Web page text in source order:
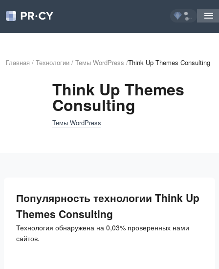
...
Главная / Технологии / Темы WordPress /Think Up Themes Consulting
Think Up Themes
Consulting
Темы WordPress
Популярность технологии Think Up
Themes Consulting
Технология обнаружена на 0,03% проверенных нами
сайтов.